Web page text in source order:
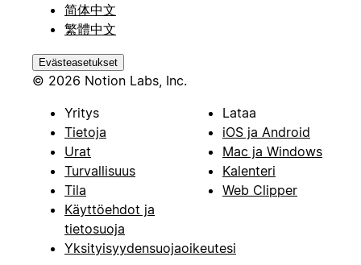
简体中文
繁體中文
Evästeasetukset
© 2026 Notion Labs, Inc.
Yritys
Tietoja
Urat
Turvallisuus
Tila
Käyttöehdot ja
tietosuoja
Yksityisyydensuojaoikeutesi
Lataa
iOS ja Android
Mac ja Windows
Kalenteri
Web Clipper